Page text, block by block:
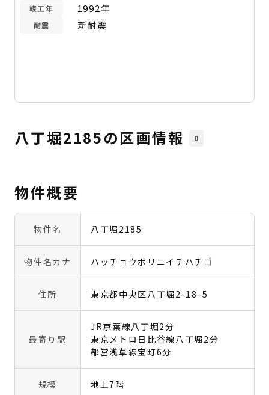
竣工年 1992年
耐震 新耐震
八丁堀2185の区画情報 0
物件概要
物件名 八丁堀2185
物件名カナ ハッチョウボリニイチハチゴ
住所 東京都中央区八丁堀2-18-5
最寄り駅
JR京葉線八丁堀2分
東京メトロ日比谷線八丁堀2分
都営浅草線宝町6分
規模 地上7階